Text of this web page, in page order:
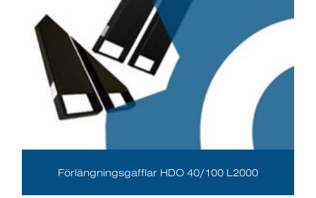
Förlängningsgafflar HDO 40/100 L2000